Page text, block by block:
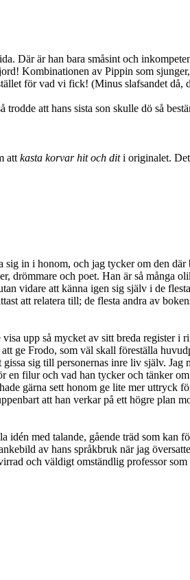
Där är han bara småsint och
Kombinationen av Pippin som
för vad vi fick! (Minus slafsandet då,
att hans sista son skulle dö så
att kasta korvar hit och diti originalet.
in i honom, och jag tycker om den
drömmare och poet. Han är så många
vidare att känna igen sig själv i de
att relatera till; de flesta andra av
upp så mycket av sitt breda register
ge Frodo, som väl skall föreställa
sig till personernas inre liv själv.
filur och vad han tycker och tänker
gärna sett honom ge lite mer uttryck
att han verkar på ett högre plan
med talande, gående träd som kan
av hans språkbruk när jag
och väldigt omständlig professor